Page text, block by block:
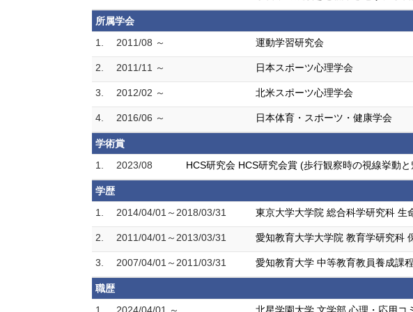
所属学会
1.
2011/08 ～ 運動学習研究会
2. 2011/11 ～ 日本スポーツ心理学会
3. 2012/02 ～ 北米スポーツ心理学会
4. 2016/06 ～ 日本体育・スポーツ・健康学会
学術賞
1.
2023/08 HCS研究会 HCS研究会賞 (歩行観察時の視線挙動
学歴
1.
2014/04/01～2018/03/31 東京大学大学院 総合科学研究科 生
2. 2011/04/01～2013/03/31 愛知教育大学大学院 教育学研究科
3. 2007/04/01～2011/03/31 愛知教育大学 中等教育教員養成課
職歴